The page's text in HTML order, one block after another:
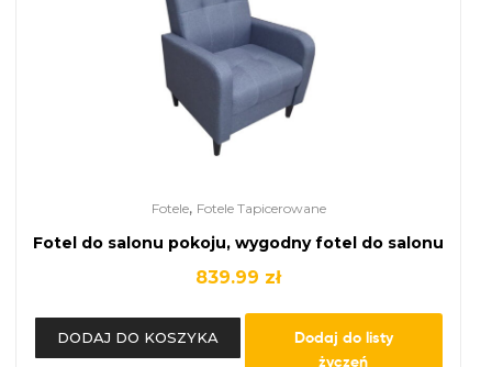
Fotele, Fotele Tapicerowane
Fotel do salonu pokoju, wygodny fotel do salonu
839.99 zł
DODAJ DO KOSZYKA
Dodaj do listy
życzeń